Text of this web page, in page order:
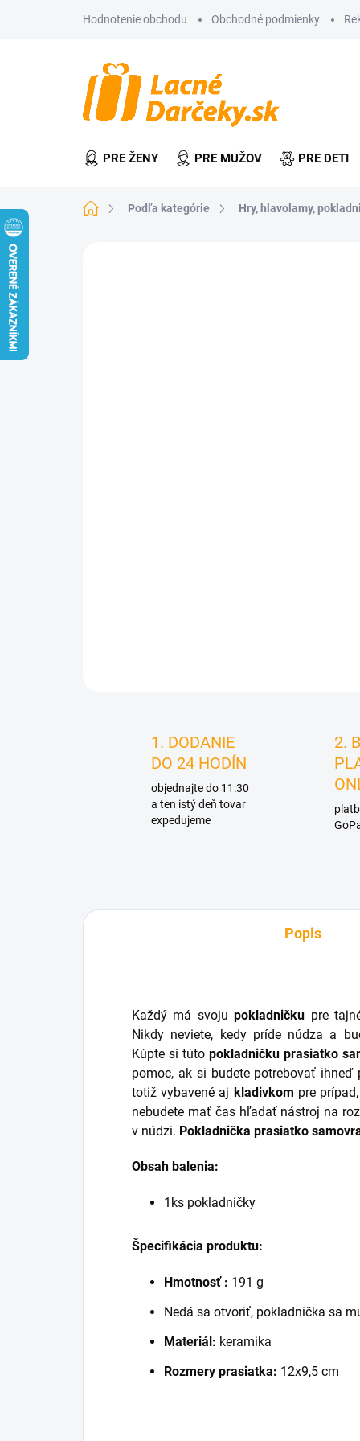
Hodnotenie obchodu Obchodné podmienky
PRE ŽENY PRE MUŽOV PRE DETI
DomovPodľa kategórie Hry, hlavolamy,
1. DODANIE
DO 24 HODÍN
objednajte do 11:30
a ten istý deň tovar
expedujeme
2.
Popis
Každý má svojupokladničku pre
Nikdy neviete, kedy príde núdza a
Kúpte si tútopokladničku prasiatko
pomoc, ak si budete potrebovať ihneď
totiž vybavené aj kladivkom pre
nebudete mať čas hľadať nástroj na
v núdzi. Pokladnička prasiatko
Obsah balenia:
1ks pokladničky
Špecifikácia produktu:
Hmotnosť : 191 g
Nedá sa otvoriť, pokladnička sa
Materiál: keramika
Rozmery prasiatka: 12x9,5 cm